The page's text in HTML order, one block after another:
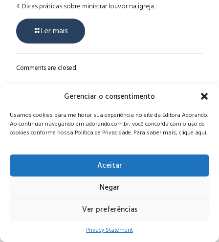
Gerenciar o consentimento
Usamos cookies para melhorar sua experiência no site da Editora Adorando.
Ao continuar navegando em adorando.com.br, você concorda com o uso de
cookies conforme nossa Política de Privacidade. Para saber mais, clique aqui.
Aceitar
Negar
Ver preferências
Privacy Statement
4 Dicas práticas sobre ministrar louvor na igreja.
Ler mais
Comments are closed.
Alameda Oscar Niemeyer, 1033 – 7º Andar - Portaria 04, Vila da
Serra - Nova Lima/MG, CEP: 34006-065 - MG
CONTATO:editora@adorando.com.br
Consulte nossapolítica de privacidade